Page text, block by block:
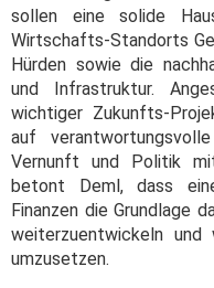
sollen eine solide
Wirtschafts-Standorts
Hürden sowie die
und Infrastruktur.
wichtiger Zukunfts-
auf
Vernunft und Politik
betont Deml, dass
Finanzen die Grundlage
weiterzuentwickeln
umzusetzen.